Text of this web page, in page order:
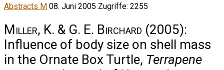
Abstracts M 08. Juni 2005 Zugriffe: 2255
Miller, K. & G. E. Birchard (2005):
Influence of body size on shell mass
in the Ornate Box Turtle, Terrapene